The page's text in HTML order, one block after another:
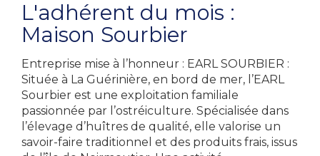
L'adhérent du mois :
Maison Sourbier
Entreprise mise à l’honneur : EARL SOURBIER :
Située à La Guérinière, en bord de mer, l’EARL
Sourbier est une exploitation familiale
passionnée par l’ostréiculture. Spécialisée dans
l’élevage d’huîtres de qualité, elle valorise un
savoir-faire traditionnel et des produits frais, issus